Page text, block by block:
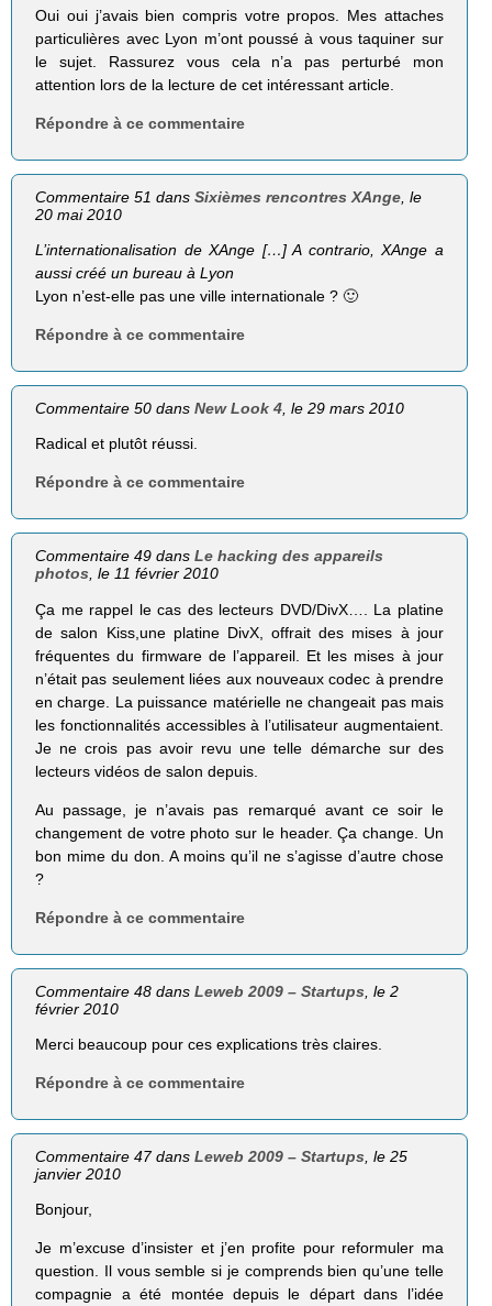
Oui oui j’avais bien compris votre propos. Mes attaches
particulières avec Lyon m’ont poussé à vous taquiner sur
le sujet. Rassurez vous cela n’a pas perturbé mon
attention lors de la lecture de cet intéressant article.
Répondre à ce commentaire
Commentaire 51 dansSixièmes rencontres XAnge , le
20 mai 2010
L’internationalisation de XAnge […] A contra­rio, XAnge a
aussi créé un bureau à Lyon
Lyon n’est-elle pas une ville internationale ? 🙂
Répondre à ce commentaire
Commentaire 50 dansNew Look 4 , le 29 mars 2010
Radical et plutôt réussi.
Répondre à ce commentaire
Commentaire 49 dansLe hacking des appareils
photos, le 11 février 2010
Ça me rappel le cas des lecteurs DVD/DivX…. La platine
de salon Kiss,une platine DivX, offrait des mises à jour
fréquentes du firmware de l’appareil. Et les mises à jour
n’était pas seulement liées aux nouveaux codec à prendre
en charge. La puissance matérielle ne changeait pas mais
les fonctionnalités accessibles à l’utilisateur augmentaient.
Je ne crois pas avoir revu une telle démarche sur des
lecteurs vidéos de salon depuis.
Au passage, je n’avais pas remarqué avant ce soir le
changement de votre photo sur le header. Ça change. Un
bon mime du don. A moins qu’il ne s’agisse d’autre chose
?
Répondre à ce commentaire
Commentaire 48 dansLeweb 2009 – Startups , le 2
février 2010
Merci beaucoup pour ces explications très claires.
Répondre à ce commentaire
Commentaire 47 dansLeweb 2009 – Startups , le 25
janvier 2010
Bonjour,
Je m’excuse d’insister et j’en profite pour reformuler ma
question. Il vous semble si je comprends bien qu’une telle
compagnie a été montée depuis le départ dans l’idée